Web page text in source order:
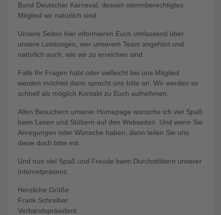
Bund Deutscher Karneval, dessen stimmberechtigtes
Mitglied wir natürlich sind.
Unsere Seiten hier informieren Euch umfassend über
unsere Leistungen, wer unserem Team angehört und
natürlich auch, wie wir zu erreichen sind.
Falls Ihr Fragen habt oder vielleicht bei uns Mitglied
werden möchtet dann sprecht uns bitte an. Wir werden so
schnell als möglich Kontakt zu Euch aufnehmen.
Allen Besuchern unserer Homepage wünsche ich viel Spaß
beim Lesen und Stöbern auf den Webseiten. Und wenn Sie
Anregungen oder Wünsche haben, dann teilen Sie uns
diese doch bitte mit.
Und nun viel Spaß und Freude beim Durchstöbern unserer
Internetpräsenz.
Herzliche Grüße
Frank Schreiber
Verbandspräsident